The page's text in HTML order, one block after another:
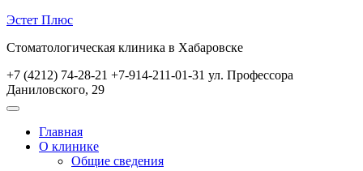
Перейти
содержимому
Эстет Плюс
Стоматологическая клиника в Хабаровске
+7 (4212) 74-28-21 +7-914-211-01-31 ул. Профессора
Даниловского, 29
Кнопка
Открыть
Кнопка
Закрыть
Главная
О клинике
Общие сведения